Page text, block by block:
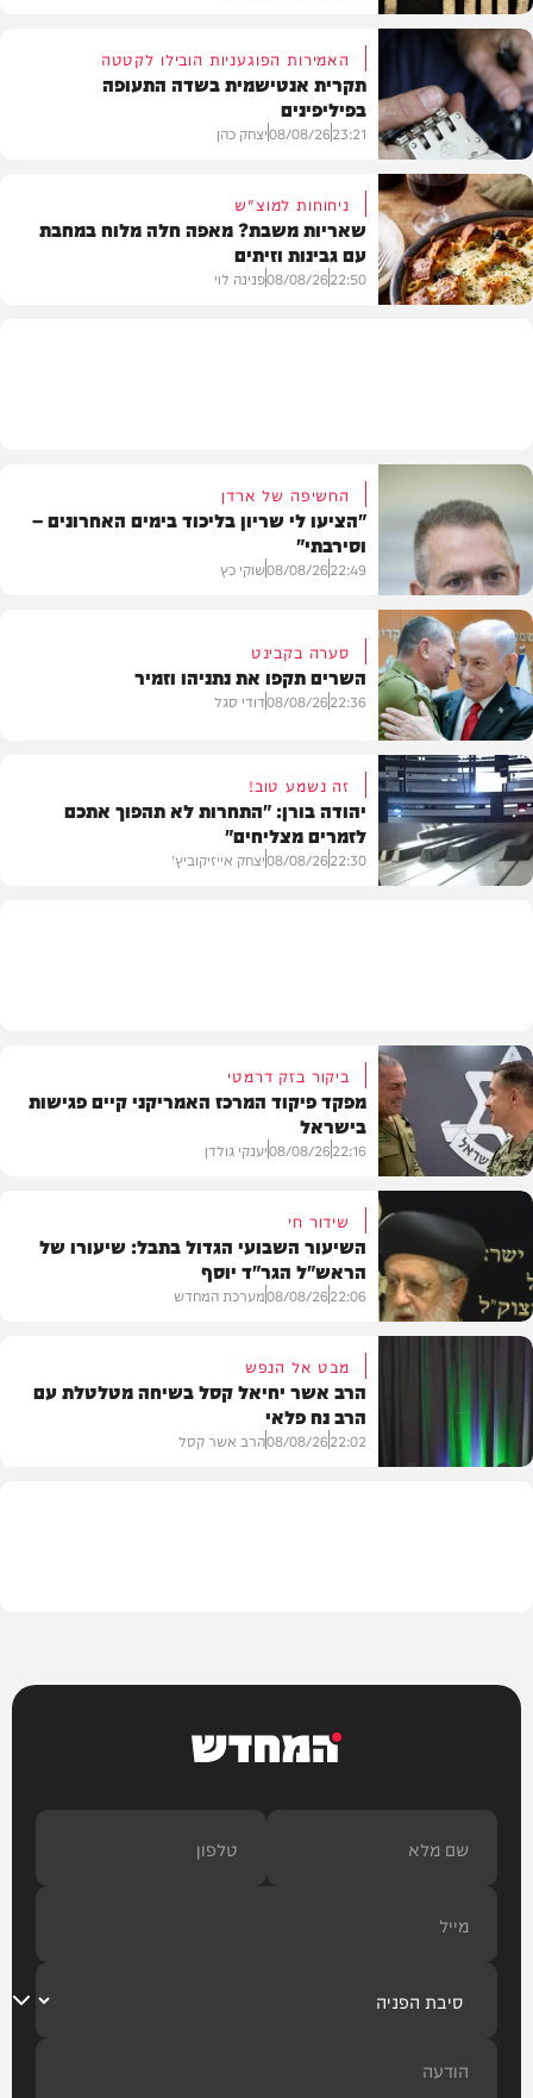
המשב"ק
חדשות
האמירות הפוגעניות הובילו לקטטה
תקרית אנטישמית בשדה התעופה
בפיליפינים
23:21
08/08/26יצחק כהן
ניחוחות למוצ"ש
שאריות משבת? מאפה חלה מלוח במחבת
עם גבינות וזיתים
22:50
08/08/26פנינה לוי
חדשות
החשיפה של ארדן
"הציעו לי שריון בליכוד בימים האחרונים –
וסירבתי"
22:49
08/08/26שוקי כץ
מדיני
סערה בקבינט
השרים תקפו את נתניהו וזמיר
22:36
08/08/26דודי סגל
זה נשמע טוב!
יהודה בורן: "התחרות לא תהפוך אתכם
לזמרים מצליחים"
22:30
08/08/26יצחק אייזיקוביץ'
חדשות
ביקור בזק דרמטי
מפקד פיקוד המרכז האמריקני קיים פגישות
בישראל
22:16
08/08/26יענקי גולדן
וידאו
שידור חי
השיעור השבועי הגדול בתבל: שיעורו של
הראש"ל הגר"ד יוסף
22:06
08/08/26מערכת המחדש
מבט אל הנפש
הרב אשר יחיאל קסל בשיחה מטלטלת עם
הרב נח פלאי
22:02
08/08/26הרב אשר קסל
המחדש